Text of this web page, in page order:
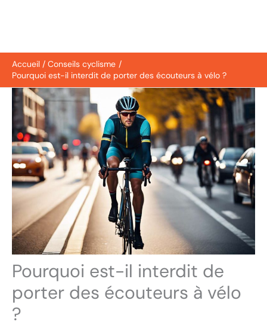
Accueil
Conseils cyclisme
Pourquoi est-il interdit de porter des écouteurs à vélo ?
Pourquoi est-il interdit de
porter des écouteurs à vélo
?